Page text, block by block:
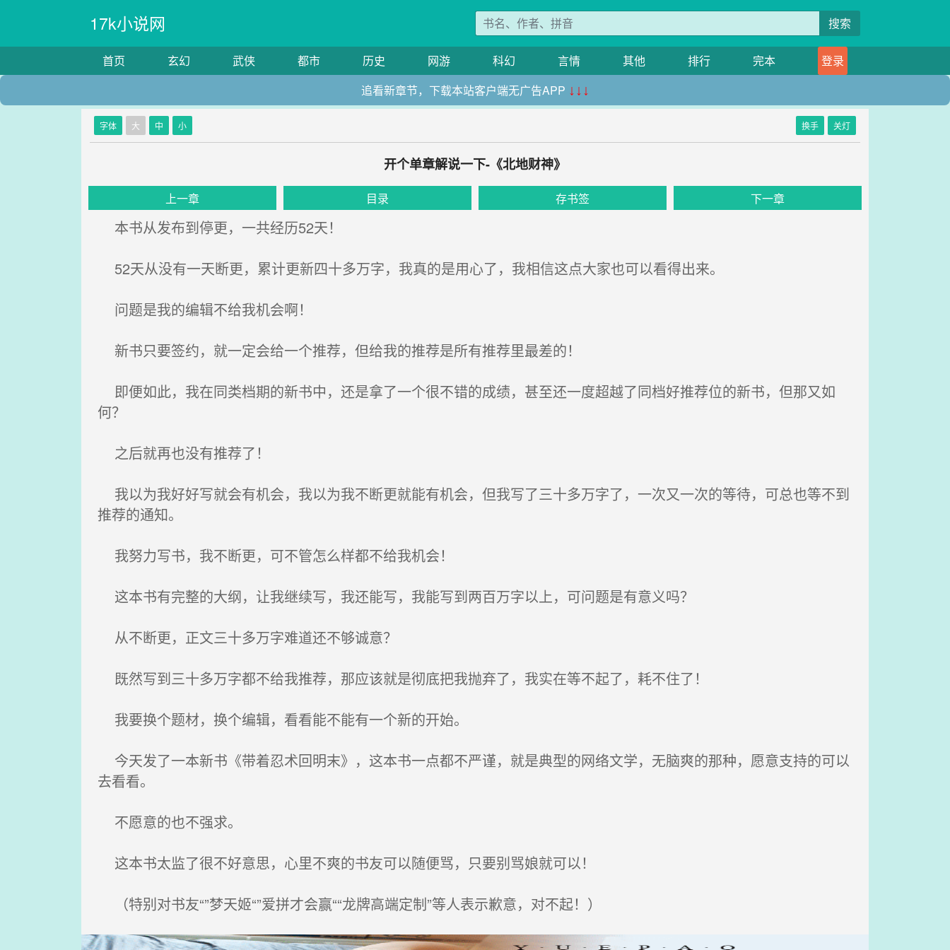
17k小说网 搜索
首页 玄幻 武侠 都市 历史 网游 科幻 言情 其他 排行 完本
登录
追看新章节，下载本站客户端无广告APP ↓↓↓
字体 大 中 小 换手 关灯
开个单章解说一下-《北地财神》
上一章 目录 存书签 下一章
本书从发布到停更，一共经历52天！
52天从没有一天断更，累计更新四十多万字，我真的是用心了，我相信这点大家也可以看得出来。
问题是我的编辑不给我机会啊！
新书只要签约，就一定会给一个推荐，但给我的推荐是所有推荐里最差的！
即便如此，我在同类档期的新书中，还是拿了一个很不错的成绩，甚至还一度超越了同档好推荐位的新书，但那又如
何？
之后就再也没有推荐了！
我以为我好好写就会有机会，我以为我不断更就能有机会，但我写了三十多万字了，一次又一次的等待，可总也等不到
推荐的通知。
我努力写书，我不断更，可不管怎么样都不给我机会！
这本书有完整的大纲，让我继续写，我还能写，我能写到两百万字以上，可问题是有意义吗？
从不断更，正文三十多万字难道还不够诚意？
既然写到三十多万字都不给我推荐，那应该就是彻底把我抛弃了，我实在等不起了，耗不住了！
我要换个题材，换个编辑，看看能不能有一个新的开始。
今天发了一本新书《带着忍术回明末》，这本书一点都不严谨，就是典型的网络文学，无脑爽的那种，愿意支持的可以
去看看。
不愿意的也不强求。
这本书太监了很不好意思，心里不爽的书友可以随便骂，只要别骂娘就可以！
（特别对书友“”梦天姬“”爱拼才会赢““龙牌高端定制”等人表示歉意，对不起！）